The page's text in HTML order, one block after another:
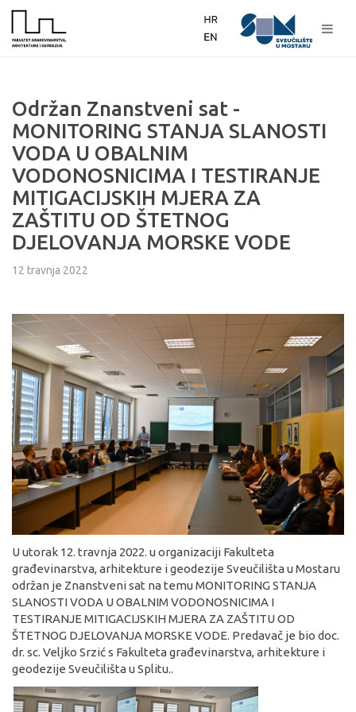
Održan Znanstveni sat -
MONITORING STANJA SLANOSTI
VODA U OBALNIM
VODONOSNICIMA I TESTIRANJE
MITIGACIJSKIH MJERA ZA
ZAŠTITU OD ŠTETNOG
DJELOVANJA MORSKE VODE
12 travnja 2022
U utorak 12. travnja 2022. u organizaciji Fakulteta
građevinarstva, arhitekture i geodezije Sveučilišta u Mostaru
održan je Znanstveni sat na temu MONITORING STANJA
SLANOSTI VODA U OBALNIM VODONOSNICIMA I
TESTIRANJE MITIGACIJSKIH MJERA ZA ZAŠTITU OD
ŠTETNOG DJELOVANJA MORSKE VODE. Predavač je bio doc.
dr. sc. Veljko Srzić s Fakulteta građevinarstva, arhitekture i
geodezije Sveučilišta u Splitu..